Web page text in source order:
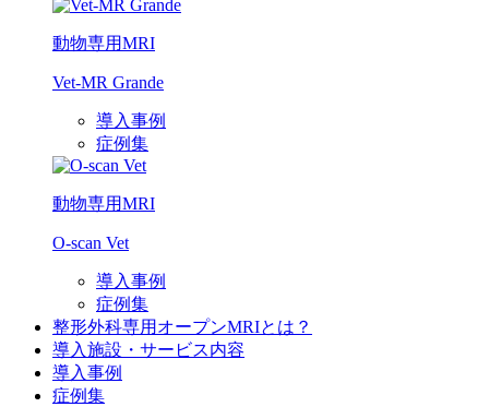
動物専用MRI
Vet-MR Grande
導入事例
症例集
動物専用MRI
O-scan Vet
導入事例
症例集
整形外科専用オープンMRIとは？
導入施設・サービス内容
導入事例
症例集